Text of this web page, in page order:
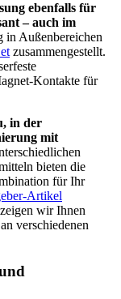
ebenfalls für
– auch im
in Außenbereichen
zusammengestellt.
Kontakte für
in der
mit
bieten die
für Ihr
Artikel
zeigen wir Ihnen
verschiedenen